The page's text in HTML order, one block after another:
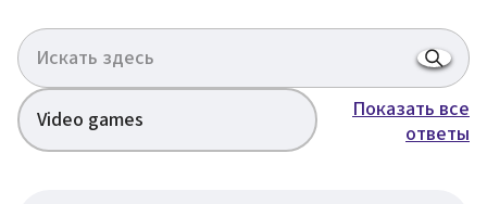
Video games
Показать все
ответы